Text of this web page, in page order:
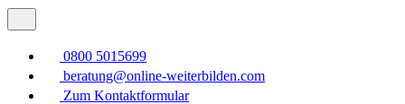
0800 5015699
beratung@online-weiterbilden.com
Zum Kontaktformular